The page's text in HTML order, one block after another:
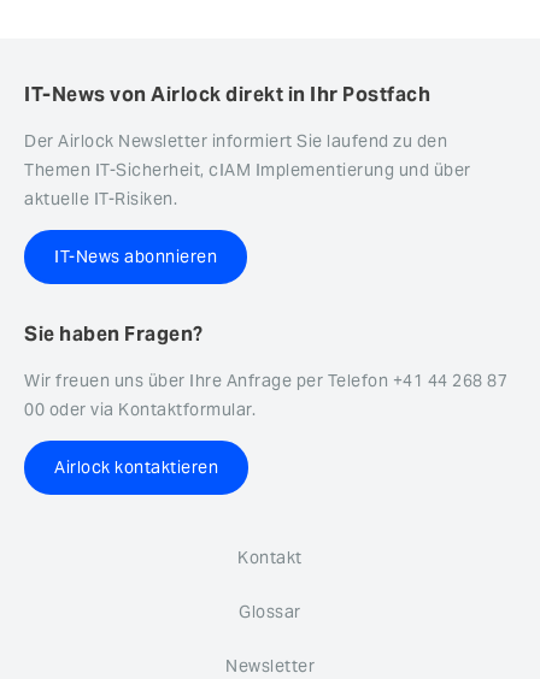
IT-News von Airlock direkt in Ihr Postfach
Der Airlock Newsletter informiert Sie laufend zu den
Themen IT-Sicherheit, cIAM Implementierung und über
aktuelle IT-Risiken.
IT-News abonnieren
Sie haben Fragen?
Wir freuen uns über Ihre Anfrage per Telefon +41 44 268 87
00 oder via Kontaktformular.
Airlock kontaktieren
Kontakt
Glossar
Newsletter